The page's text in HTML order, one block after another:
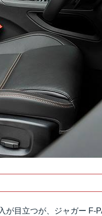
が目立つが、ジャガー F-